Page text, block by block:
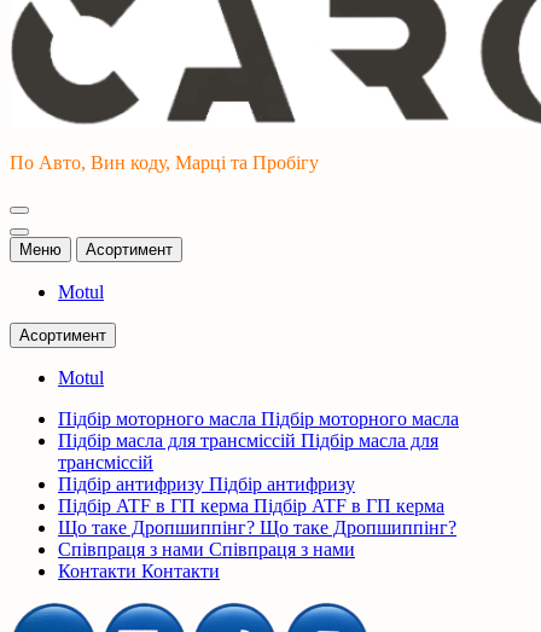
По Авто, Вин коду, Марці та Пробігу
Меню Асортимент
Motul
Асортимент
Motul
Підбір моторного масла Підбір моторного масла
Підбір масла для трансміссій Підбір масла для
трансміссій
Підбір антифризу Підбір антифризу
Підбір ATF в ГП керма Підбір ATF в ГП керма
Що таке Дропшиппінг? Що таке Дропшиппінг?
Співпраця з нами Співпраця з нами
Контакти Контакти